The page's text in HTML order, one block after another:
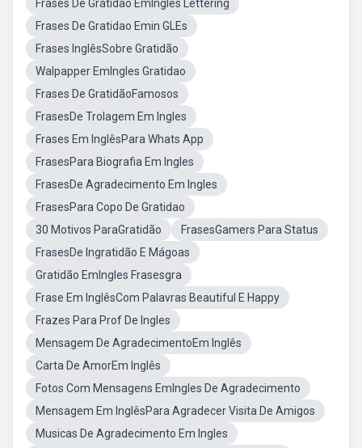
Frases De Gratidao EmIngles Lettering
Frases De Gratidao Emin GLEs
Frases InglêsSobre Gratidão
Walpapper EmIngles Gratidao
Frases De GratidãoFamosos
FrasesDe Trolagem Em Ingles
Frases Em InglêsPara Whats App
FrasesPara Biografia Em Ingles
FrasesDe Agradecimento Em Ingles
FrasesPara Copo De Gratidao
30 Motivos ParaGratidão
FrasesGamers Para Status
FrasesDe Ingratidão E Mágoas
Gratidão EmIngles Frasesgra
Frase Em InglêsCom Palavras Beautiful E Happy
Frazes Para Prof De Ingles
Mensagem De AgradecimentoEm Inglês
Carta De AmorEm Inglês
Fotos Com Mensagens EmIngles De Agradecimento
Mensagem Em InglêsPara Agradecer Visita De Amigos
Musicas De Agradecimento Em Ingles